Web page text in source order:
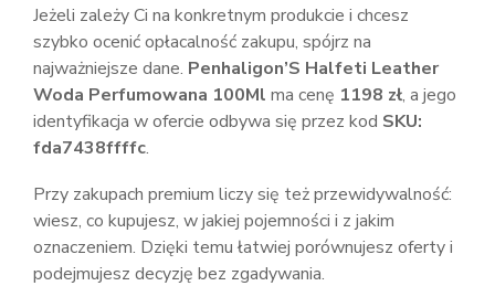
Jeżeli zależy Ci na konkretnym produkcie i chcesz
szybko ocenić opłacalność zakupu, spójrz na
najważniejsze dane. Penhaligon’S Halfeti Leather
Woda Perfumowana 100Ml ma cenę 1198 zł, a jego
identyfikacja w ofercie odbywa się przez kod SKU:
fda7438ffffc.
Przy zakupach premium liczy się też przewidywalność:
wiesz, co kupujesz, w jakiej pojemności i z jakim
oznaczeniem. Dzięki temu łatwiej porównujesz oferty i
podejmujesz decyzję bez zgadywania.